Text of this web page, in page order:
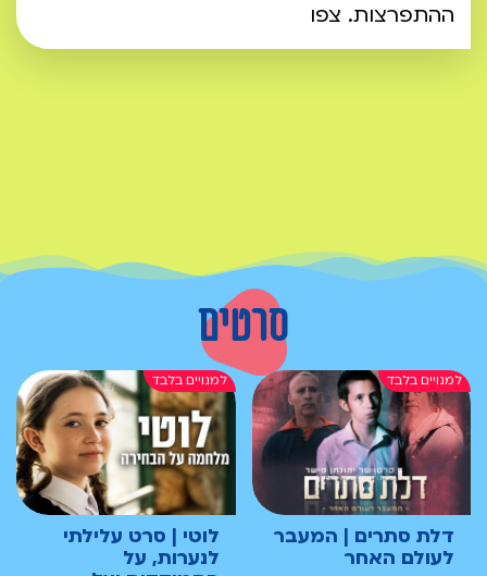
ההתפרצות. צפו
סרטים
דלת סתרים | המעבר
לעולם האחר
לוטי | סרט עלילתי
לנערות, על